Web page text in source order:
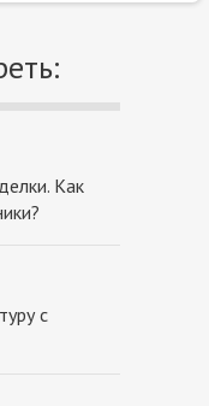
Как
с